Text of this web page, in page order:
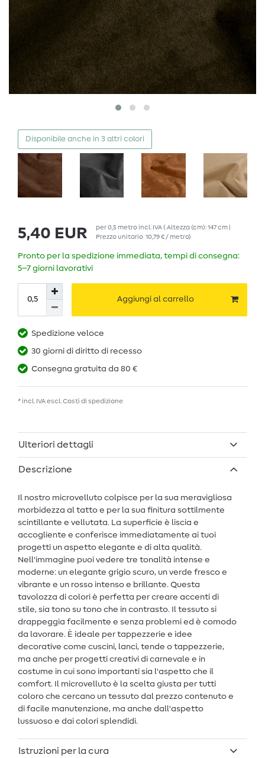
Disponibile anche in 3 altri colori
5,40 EUR per0,5 metroincl. IVA( Altezza (cm): 147 cm |
Prezzo unitario 10,79 € / metro)
Pronto per la spedizione immediata, tempi di consegna:
5–7 giorni lavorativi
Aggiungi al carrello
Spedizione veloce
30 giorni di diritto di recesso
Consegna gratuita da 80 €
* incl. IVA escl. Costi di spedizione
Ulteriori dettagli
Descrizione
Il nostro microvelluto colpisce per la sua meravigliosa
morbidezza al tatto e per la sua finitura sottilmente
scintillante e vellutata. La superficie è liscia e
accogliente e conferisce immediatamente ai tuoi
progetti un aspetto elegante e di alta qualità.
Nell'immagine puoi vedere tre tonalità intense e
moderne: un elegante grigio scuro, un verde fresco e
vibrante e un rosso intenso e brillante. Questa
tavolozza di colori è perfetta per creare accenti di
stile, sia tono su tono che in contrasto. Il tessuto si
drappeggia facilmente e senza problemi ed è comodo
da lavorare. È ideale per tappezzerie e idee
decorative come cuscini, lanci, tende o tappezzerie,
ma anche per progetti creativi di carnevale e in
costume in cui sono importanti sia l'aspetto che il
comfort. Il microvelluto è la scelta giusta per tutti
coloro che cercano un tessuto dal prezzo contenuto e
di facile manutenzione, ma anche dall'aspetto
lussuoso e dai colori splendidi.
Istruzioni per la cura